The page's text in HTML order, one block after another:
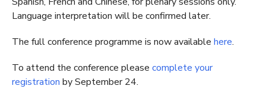
Language interpretation will be confirmed later.
The full conference programme is now available here.
To attend the conference please complete your
registration by September 24.